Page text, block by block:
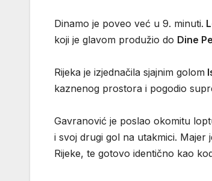
Dinamo je poveo već u 9. minuti.
koji je glavom produžio do Dine
Rijeka je izjednačila sjajnim golom
kaznenog prostora i pogodio
Gavranović je poslao okomitu
i svoj drugi gol na utakmici.
Rijeke, te gotovo identično kao